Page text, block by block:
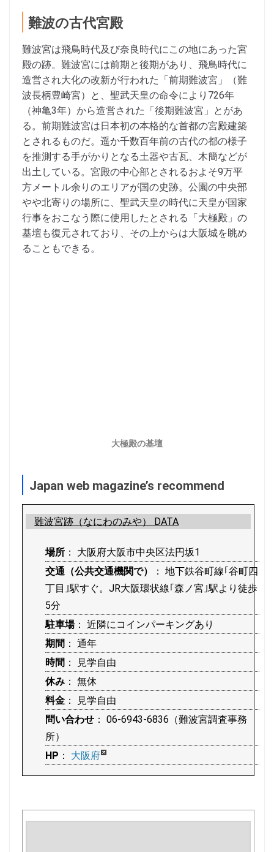
難波の古代宮殿
難波宮は飛鳥時代及び奈良時代にこの地にあった宮
殿の跡。難波宮には前期と後期があり、飛鳥時代に
造営され大化の改新が行われた「前期難波宮」（難
波長柄豊崎宮）と、聖武天皇の命令により726年
（神亀3年）から造営された「後期難波宮」とがあ
る。前期難波宮は日本初の本格的な首都の宮殿建築
とされるものだ。遥か千数百年前の古代の都の様子
を推測する手がかりとなる土器や古瓦、木簡などが
出土している。宮殿の中心部とされるおよそ9万平
方メートル余りのエリアが国の史跡。公園の中央部
やや北寄りの場所に、聖武天皇の時代に天皇が国家
行事をおこなう際に使用したとされる「大極殿」の
基壇も復元されており、その上からは大阪城を眺め
ることもできる。
大極殿の基壇
Japan web magazine’s recommend
難波宮跡（なにわのみや） DATA
場所 ： 大阪府大阪市中央区法円坂1
交通（公共交通機関で）
： 地下鉄谷町線｢谷町四
丁目｣駅すぐ。JR大阪環状線｢森ノ宮｣駅より徒歩
5分
駐車場： 近隣にコインパーキングあり
期間 ： 通年
時間 ： 見学自由
休み ： 無休
料金 ： 見学自由
問い合わせ ： 06-6943-6836（難波宮調査事務
所）
HP ： 大阪府